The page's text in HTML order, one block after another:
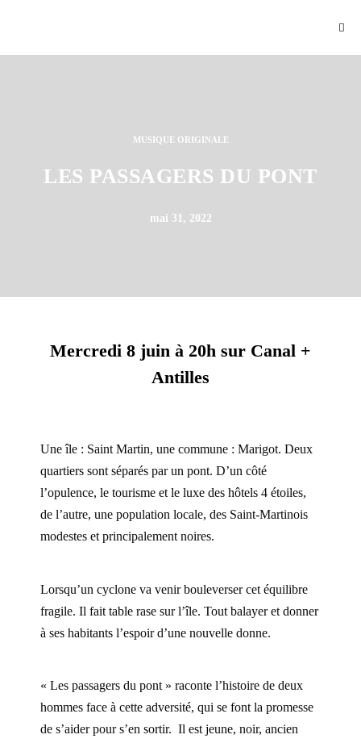
MUSIQUE ORIGINALE
LES PASSAGERS DU PONT
mai 31, 2022
Mercredi 8 juin à 20h sur Canal +
Antilles
Une île : Saint Martin, une commune : Marigot. Deux
quartiers sont séparés par un pont. D’un côté
l’opulence, le tourisme et le luxe des hôtels 4 étoiles,
de l’autre, une population locale, des Saint-Martinois
modestes et principalement noires.
Lorsqu’un cyclone va venir bouleverser cet équilibre
fragile. Il fait table rase sur l’île. Tout balayer et donner
à ses habitants l’espoir d’une nouvelle donne.
« Les passagers du pont » raconte l’histoire de deux
hommes face à cette adversité, qui se font la promesse
de s’aider pour s’en sortir. Il est jeune, noir, ancien